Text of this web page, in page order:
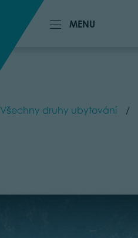
MENU
MENU
Všechny druhy ubytování